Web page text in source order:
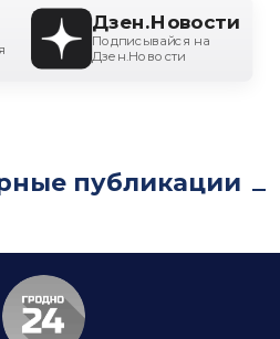
Дзен.Новости
Подписывайся на
Дзен.Новости
публикации